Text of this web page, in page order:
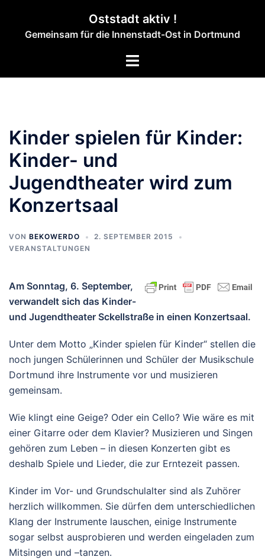
springen
Oststadt aktiv !
Gemeinsam für die Innenstadt-Ost in Dortmund
Menü
Kinder spielen für Kinder:
Kinder- und
Jugendtheater wird zum
Konzertsaal
VON BEKOWERDO
2. SEPTEMBER 2015
VERANSTALTUNGEN
Am Sonntag, 6. September,
verwandelt sich das Kinder-
und Jugendtheater Sckellstraße in einen Konzertsaal.
Unter dem Motto „Kinder spielen für Kinder“ stellen die
noch jungen Schülerinnen und Schüler der Musikschule
Dortmund ihre Instrumente vor und musizieren
gemeinsam.
Wie klingt eine Geige? Oder ein Cello? Wie wäre es mit
einer Gitarre oder dem Klavier? Musizieren und Singen
gehören zum Leben – in diesen Konzerten gibt es
deshalb Spiele und Lieder, die zur Erntezeit passen.
Kinder im Vor- und Grundschulalter sind als Zuhörer
herzlich willkommen. Sie dürfen dem unterschiedlichen
Klang der Instrumente lauschen, einige Instrumente
sogar selbst ausprobieren und werden eingeladen zum
Mitsingen und –tanzen.